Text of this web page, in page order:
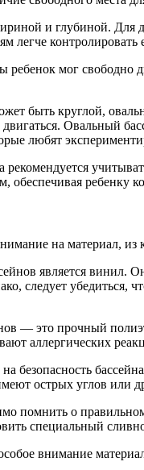
и глубиной. Для
легче контролировать
мог свободно
быть круглой,
двигаться. Овальный
любят
ребенку
на материал,
является
следует
— это прочный
аллергических
безопасность
острых углов или
помнить о
специальный
внимание